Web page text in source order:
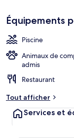
Équipements
Piscine
Animaux de
admis
Restaurant
Tout afficher
Services et